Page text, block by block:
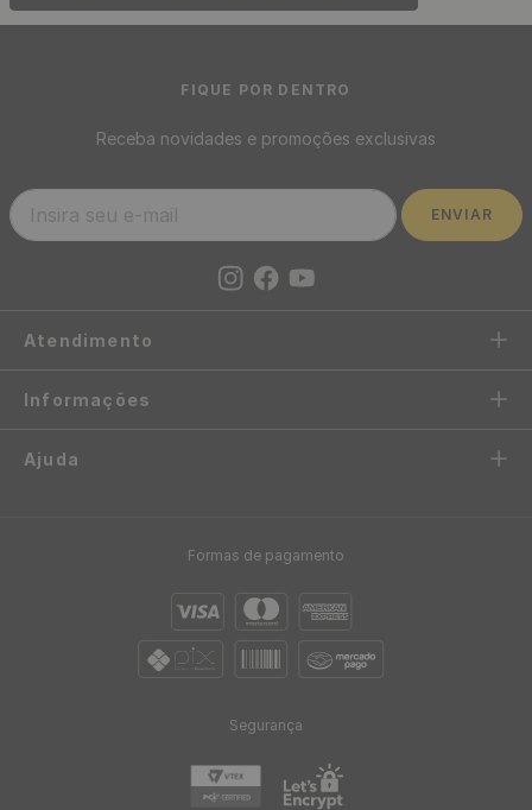
FIQUE POR DENTRO
Receba novidades e promoções exclusivas
ENVIAR
Atendimento
Informações
Ajuda
Formas de pagamento
Segurança